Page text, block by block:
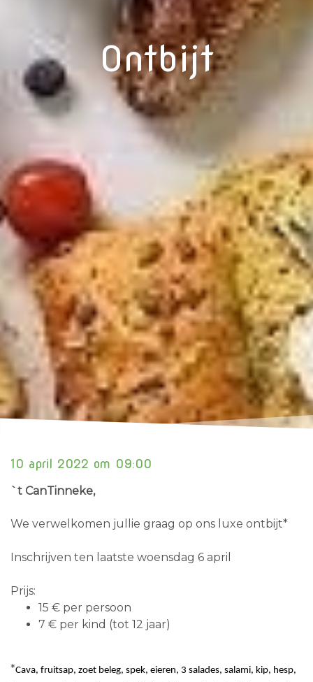
Ontbijt
10 april 2022 om 09:00
`t CanTinneke,
We verwelkomen jullie graag op ons luxe ontbijt*
Inschrijven ten laatste woensdag 6 april
Prijs:
15 € per persoon
7 € per kind (tot 12 jaar)
*Cava, fruitsap, zoet beleg, spek, eieren, 3 salades, salami, kip, hesp,